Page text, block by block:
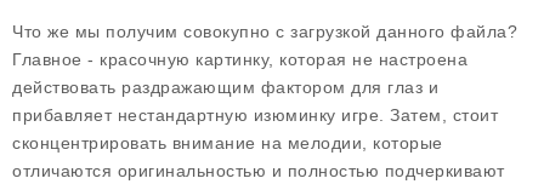
Что же мы получим совокупно с загрузкой данного файла?
Главное - красочную картинку, которая не настроена
действовать раздражающим фактором для глаз и
прибавляет нестандартную изюминку игре. Затем, стоит
сконцентрировать внимание на мелодии, которые
отличаются оригинальностью и полностью подчеркивают